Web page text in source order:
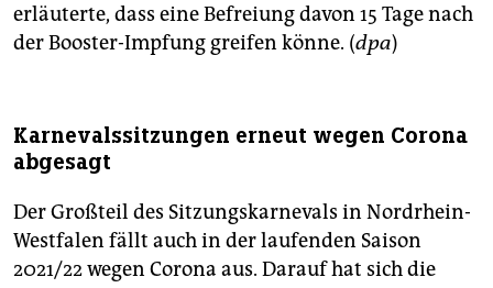
erläuterte, dass eine Befreiung davon 15 Tage nach
der Booster-Impfung greifen könne. (dpa)
Karnevalssitzungen erneut wegen Corona
abgesagt
Der Großteil des Sitzungskarnevals in Nordrhein-
Westfalen fällt auch in der laufenden Saison
2021/22 wegen Corona aus. Darauf hat sich die